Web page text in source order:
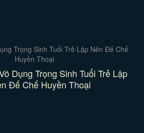
Dụng Trọng Sinh Tuổi Trẻ Lập
Đế Chế Huyền Thoại